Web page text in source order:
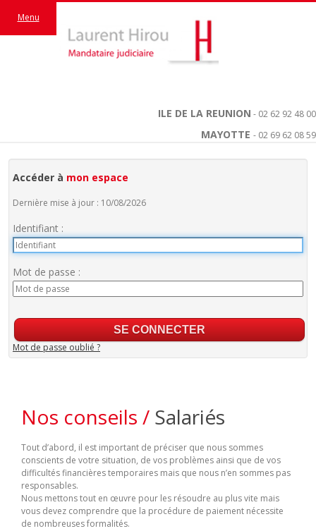
ILE DE LA REUNION - 02 62 92 48 00
MAYOTTE - 02 69 62 08 59
Menu
Accéder à mon espace
Dernière mise à jour : 10/08/2026
Identifiant :
Mot de passe :
Mot de passe oublié ?
Nos conseils / Salariés
Tout d’abord, il est important de préciser que nous sommes
conscients de votre situation, de vos problèmes ainsi que de vos
difficultés financières temporaires mais que nous n’en sommes pas
responsables.
Nous mettons tout en œuvre pour les résoudre au plus vite mais
vous devez comprendre que la procédure de paiement nécessite
de nombreuses formalités.